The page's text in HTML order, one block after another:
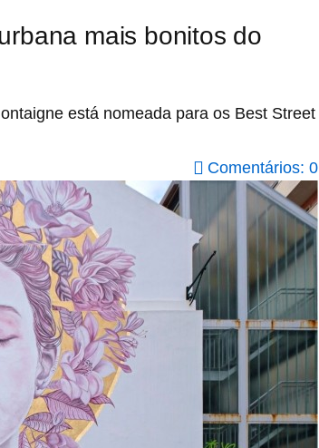
mais bonitos do
está nomeada para os Best Street
Comentários: 0